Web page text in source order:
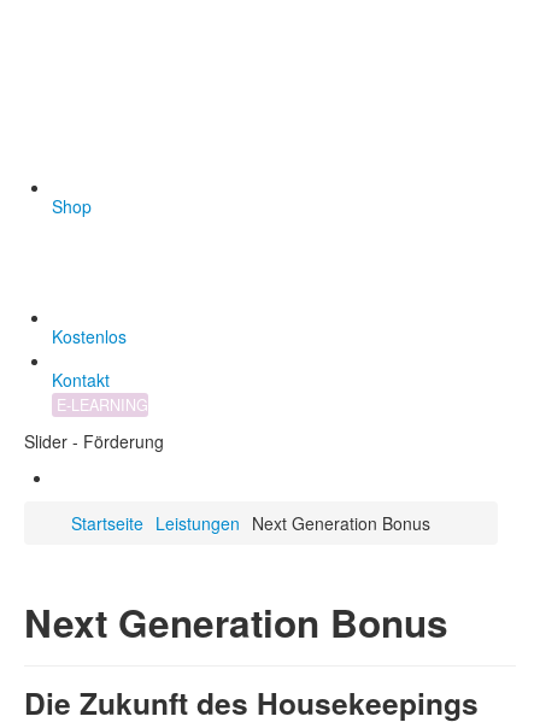
Shop
Kostenlos
Kontakt
E-LEARNING
Slider - Förderung
Startseite Leistungen Next Generation Bonus
Next Generation Bonus
Die Zukunft des Housekeepings